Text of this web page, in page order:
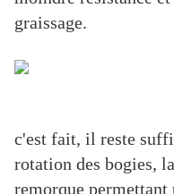
graissage.
c'est fait, il reste
rotation des bogies,
remorque